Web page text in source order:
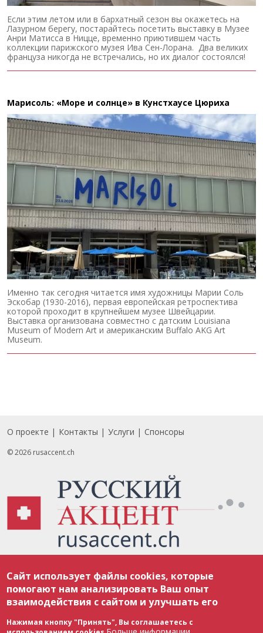
Если этим летом или в бархатный сезон вы окажетесь на
Лазурном берегу, постарайтесь посетить выставку в Музее
Анри Матисса в Ницце, временно приютившем часть
коллекции парижского музея Ива Сен-Лорана. Два великих
француза никогда не встречались, но их диалог состоялся!
Марисоль: «Море и солнце» в Кунстхаусе Цюриха
Именно так сегодня читается имя художницы Марии Соль
Эскобар (1930-2016), первая европейская ретроспектива
которой проходит в крупнейшем музее Швейцарии.
Выставка организована совместно с датским Louisiana
Museum of Modern Art и американским Buffalo AKG Art
Museum.
Footer
О проекте Контакты Услуги Спонсоры
© 2026 rusaccent.ch
соответствии с законодательством Швейцарии об авторском праве и
международными соглашениями. Полное или частичное использование
материалов возможно только с разрешения редакции. В случае полного
или частичного воспроизведения материалов сайта rusaccent.ch,
ОБЯЗАТЕЛЬНА АКТИВНАЯ ГИПЕРССЫЛКА на конкретный заимствованный
текст. Фотоизображения, размещенные редакцией rusaccent.ch, являются
ее исключительной собственностью. Полное или частичное
Сайт использует файлы cookies, которые
помогают нам анализировать Ваш опыт
взаимодействия с сайтом и улучшать его
Нажимая кнопку "Принять", Вы соглашаетесь с